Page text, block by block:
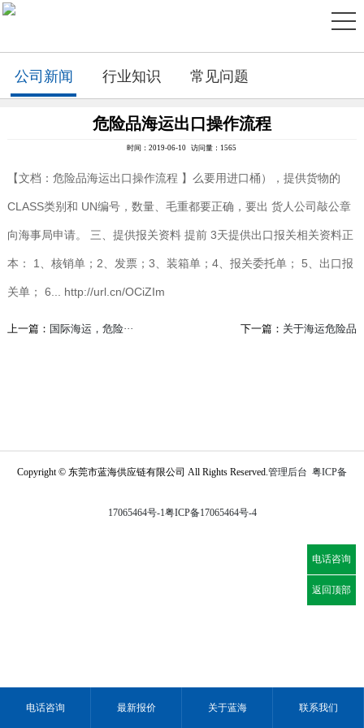
公司新闻 行业知识 常见问题
危​险​品​海​运​出​口​操​作​流​程
时间：2019-06-10 访问量：1565
【文档：危险品海运出口操作流程 】么要用进口桶），提供货物的
CLASS类别和 UN编号，数量、毛重都要正确，要出 货人公司敲公章
向海事局申请。 三、提供报关资料 提前 3天提供出口报关相关资料正
本： 1、核销单；2、发票；3、装箱单；4、报关委托单； 5、出口报
关单； 6... http://url.cn/OCiZIm
上一篇： 国际海运，危险··· 下一篇： 关于海运危险品
Copyright © 东莞市蓝海供应链有限公司 All Rights Reserved.管理后台 粤ICP备
17065464号-1粤ICP备17065464号-4
电话咨询 最新报价 关于蓝海 联系我们
电话咨询
返回顶部